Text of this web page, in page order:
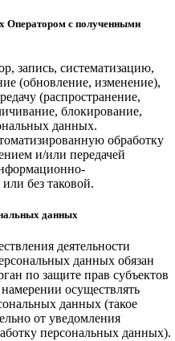
Оператором с полученными
запись, систематизацию,
(обновление, изменение),
(распространение,
блокирование,
данных.
обработку
и/или передачей
без таковой.
данных
деятельности
данных обязан
по защите прав субъектов
осуществлять
данных (такое
от уведомления
персональных данных).